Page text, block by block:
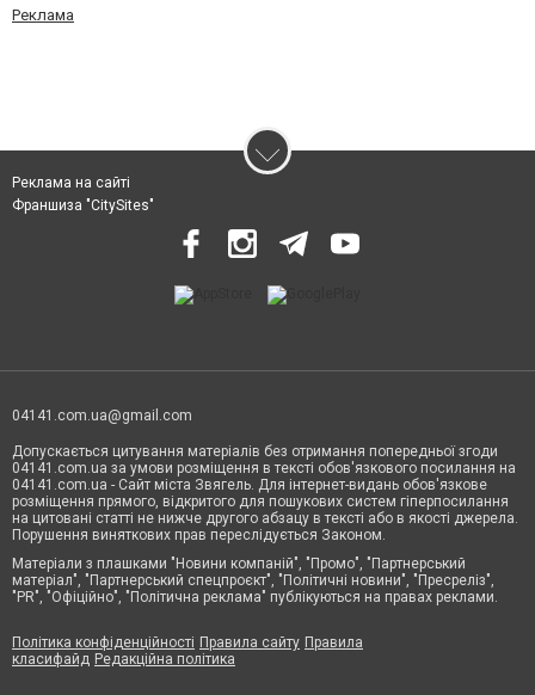
Реклама
Реклама на сайті
Франшиза "CitySites"
04141.com.ua@gmail.com
Допускається цитування матеріалів без отримання попередньої згоди
04141.com.ua за умови розміщення в тексті обов'язкового посилання на
04141.com.ua - Сайт міста Звягель. Для інтернет-видань обов'язкове
розміщення прямого, відкритого для пошукових систем гіперпосилання
на цитовані статті не нижче другого абзацу в тексті або в якості джерела.
Порушення виняткових прав переслідується Законом.
Матеріали з плашками "Новини компаній", "Промо", "Партнерський
матеріал", "Партнерський спецпроєкт", "Політичні новини", "Пресреліз",
"PR", "Офіційно", "Політична реклама" публікуються на правах реклами.
Політика конфіденційності Правила сайту Правила
класифайд Редакційна політика